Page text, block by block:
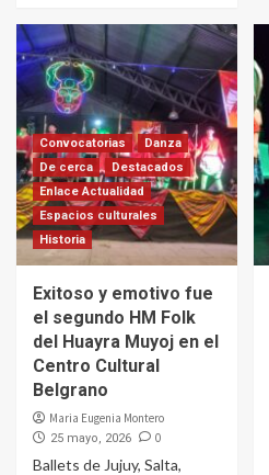
Convocatorias
Danza
De cerca
Destacados
Enlace Actualidad
Espacios culturales
Historia
Exitoso y emotivo fue
el segundo HM Folk
del Huayra Muyoj en el
Centro Cultural
Belgrano
Maria Eugenia Montero
25 mayo, 2026 0
Ballets de Jujuy, Salta,